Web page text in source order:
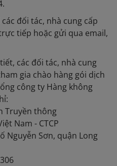
đối tác, nhà cung cấp
tiếp hoặc gửi qua email,
các đối tác, nhà cung
gia chào hàng gói dịch
công ty Hàng không
Truyền thông
Nam - CTCP
Nguyễn Sơn, quận Long